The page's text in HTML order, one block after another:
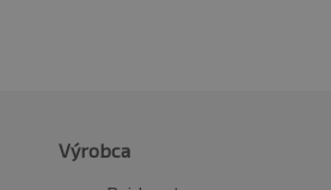
Výrobca